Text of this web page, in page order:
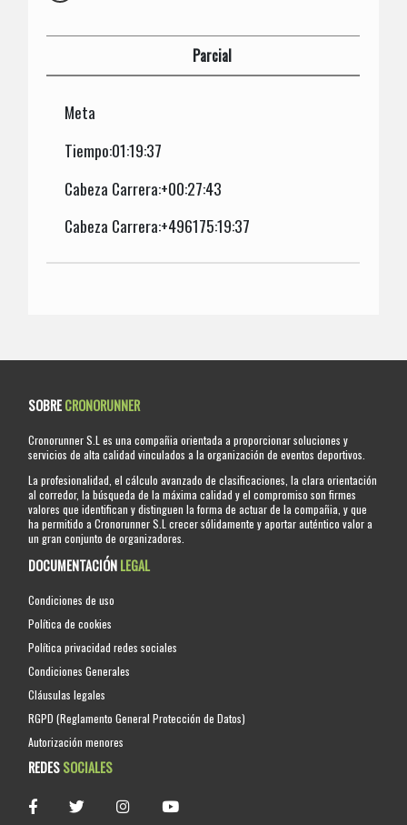
Parcial
Meta
Tiempo:01:19:37
Cabeza Carrera:+00:27:43
Cabeza Carrera:+496175:19:37
SOBRECRONORUNNER
Cronorunner S.L es una compañia orientada a proporcionar soluciones y
servicios de alta calidad vinculados a la organización de eventos deportivos.
La profesionalidad, el cálculo avanzado de clasificaciones, la clara orientación
al corredor, la búsqueda de la máxima calidad y el compromiso son firmes
valores que identifican y distinguen la forma de actuar de la compañia, y que
ha permitido a Cronorunner S.L crecer sólidamente y aportar auténtico valor a
un gran conjunto de organizadores.
DOCUMENTACIÓNLEGAL
Condiciones de uso
Política de cookies
Política privacidad redes sociales
Condiciones Generales
Cláusulas legales
RGPD (Reglamento General Protección de Datos)
Autorización menores
REDESSOCIALES